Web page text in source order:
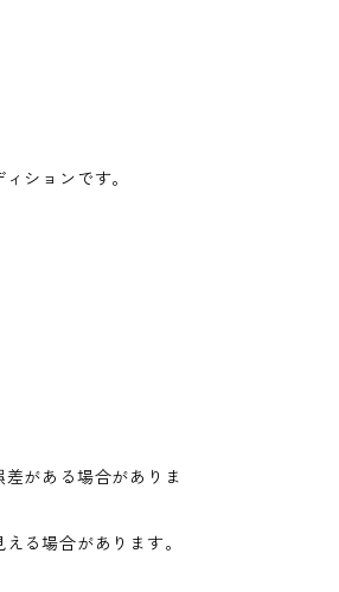
ションです。
がある場合がありま
る場合があります。